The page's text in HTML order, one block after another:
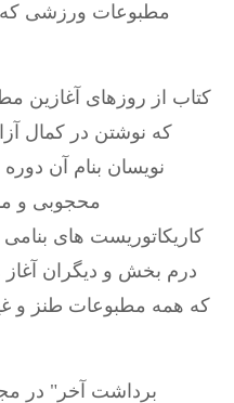
مطبوعات ورزشی که
کتاب از روزهای آغازین
که نوشتن در کمال
نویسان بنام آن
محجوبی و
کاریکاتوریست های بنامی
درم بخش و دیگران
که همه مطبوعات طنز و